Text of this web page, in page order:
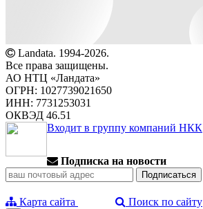
Landata. 1994-2026.
Все права защищены.
АО НТЦ «Ландата»
ОГРН: 1027739021650
ИНН: 7731253031
ОКВЭД 46.51
Входит в группу компаний НКК
Подписка на новости
Карта сайта Поиск по сайту